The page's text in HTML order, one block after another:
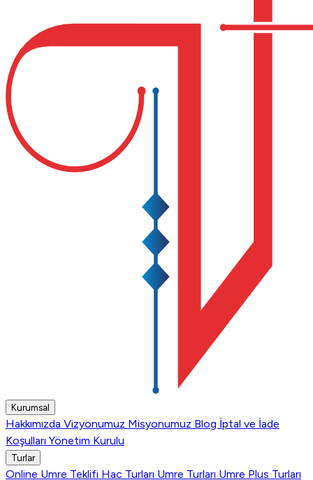
Kurumsal
Hakkımızda Vizyonumuz Misyonumuz Blog İptal ve İade
Koşulları Yönetim Kurulu
Turlar
Online Umre Teklifi Hac Turları Umre Turları Umre Plus Turları